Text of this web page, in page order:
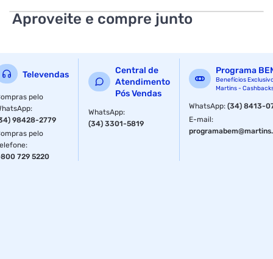
Aproveite e compre junto
Televendas
pelo
:
98428-2779
pelo
:
729 5220
Central de
Atendimento
Pós Vendas
WhatsApp:
(34) 3301-5819
Programa
Benefícios
Martins -
WhatsApp:(34) 8413-
E-mail: